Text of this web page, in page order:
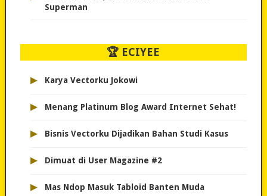
Superman
🏆 ECIYEE
▸ Karya Vectorku Jokowi
▸ Menang Platinum Blog Award Internet Sehat!
▸ Bisnis Vectorku Dijadikan Bahan Studi Kasus
▸ Dimuat di User Magazine #2
▸ Mas Ndop Masuk Tabloid Banten Muda